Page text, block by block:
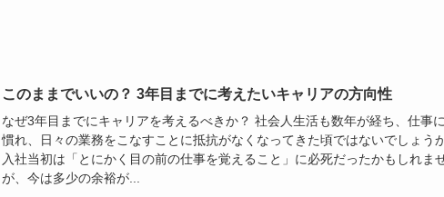
このままでいいの？ 3年目までに考えたいキャリアの方向性
なぜ3年目までにキャリアを考えるべきか？ 社会人生活も数年が経ち、仕事
慣れ、日々の業務をこなすことに抵抗がなくなってきた頃ではないでしょうか
入社当初は「とにかく目の前の仕事を覚えること」に必死だったかもしれま
が、今は多少の余裕が...